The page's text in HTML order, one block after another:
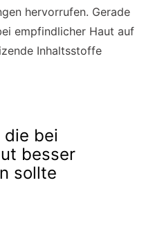
hervorrufen. Gerade
empfindlicher Haut auf
Inhaltsstoffe
bei
besser
sollte